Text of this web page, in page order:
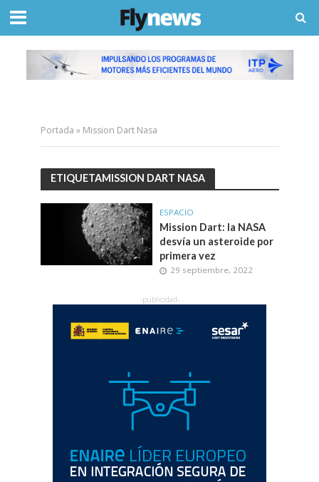
Portada » Mission Dart Nasa
ETIQUETAMISSION DART NASA
ESPACIO
Mission Dart: la NASA
desvía un asteroide por
primera vez
29 septiembre, 2022